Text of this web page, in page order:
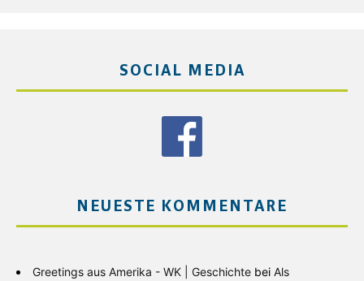
SOCIAL MEDIA
NEUESTE KOMMENTARE
Greetings aus Amerika - WK | Geschichte bei Als